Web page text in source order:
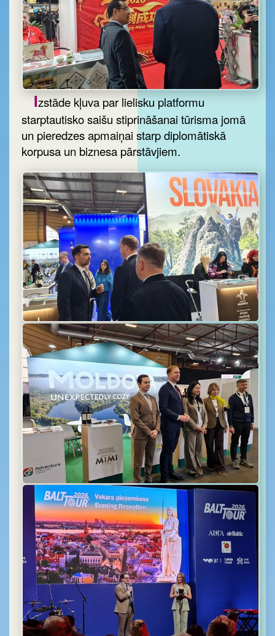
Izstāde kļuva par lielisku platformu
starptautisko saišu stiprināšanai tūrisma jomā
un pieredzes apmaiņai starp diplomātiskā
korpusa un biznesa pārstāvjiem.